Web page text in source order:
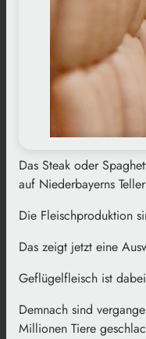
Das Steak oder
auf Niederbayerns
Die Fleischproduktion
Das zeigt jetzt eine
Geflügelfleisch ist
Demnach sind
Millionen Tiere